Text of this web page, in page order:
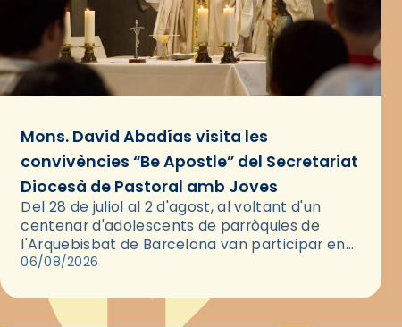
Mons. David Abadías visita les
convivències “Be Apostle” del Secretariat
Diocesà de Pastoral amb Joves
Del 28 de juliol al 2 d'agost, al voltant d'un
centenar d'adolescents de parròquies de
l'Arquebisbat de Barcelona van participar en
les convivències Be Apostle, organitzades pel
06/08/2026